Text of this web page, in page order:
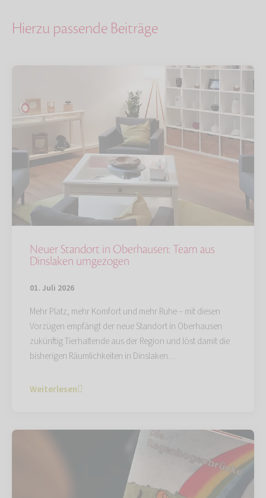
Hierzu passende Beiträge
Neuer Standort in Oberhausen: Team aus
Dinslaken umgezogen
01. Juli 2026
Mehr Platz, mehr Komfort und mehr Ruhe – mit diesen
Vorzügen empfängt der neue Standort in Oberhausen
zukünftig Tierhaltende aus der Region und löst damit die
bisherigen Räumlichkeiten in Dinslaken…
Weiterlesen